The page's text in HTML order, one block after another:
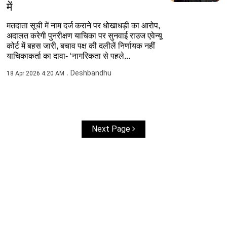
में
मतदाता सूची में नाम दर्ज कराने पर धोखाधड़ी का आरोप,
अदालत करेगी पुनरीक्षण याचिका पर सुनवाई राउज एवेन्यू
कोर्ट में बहस जारी, बचाव पक्ष की दलीलें निर्णायक नहीं
याचिकाकर्ता का दावा- ‘नागरिकता से पहले...
18 Apr 2026 4:20 AM Deshbandhu
Next Page